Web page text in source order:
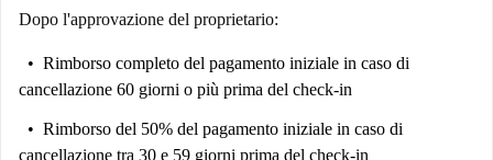
Dopo l'approvazione del proprietario:
Rimborso completo del pagamento iniziale in caso di
cancellazione 60 giorni o più prima del check-in
Rimborso del 50% del pagamento iniziale in caso di
cancellazione tra 30 e 59 giorni prima del check-in